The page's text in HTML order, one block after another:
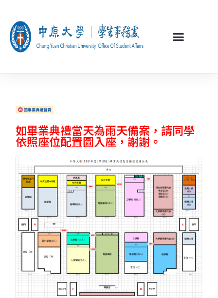
如畢業典禮當天為雨天備案，請同學
依照座位配置圖入座，謝謝。